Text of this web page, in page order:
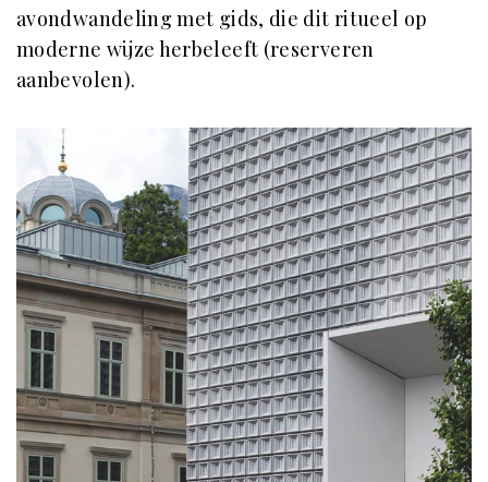
avondwandeling met gids, die dit ritueel op
moderne wijze herbeleeft (reserveren
aanbevolen).